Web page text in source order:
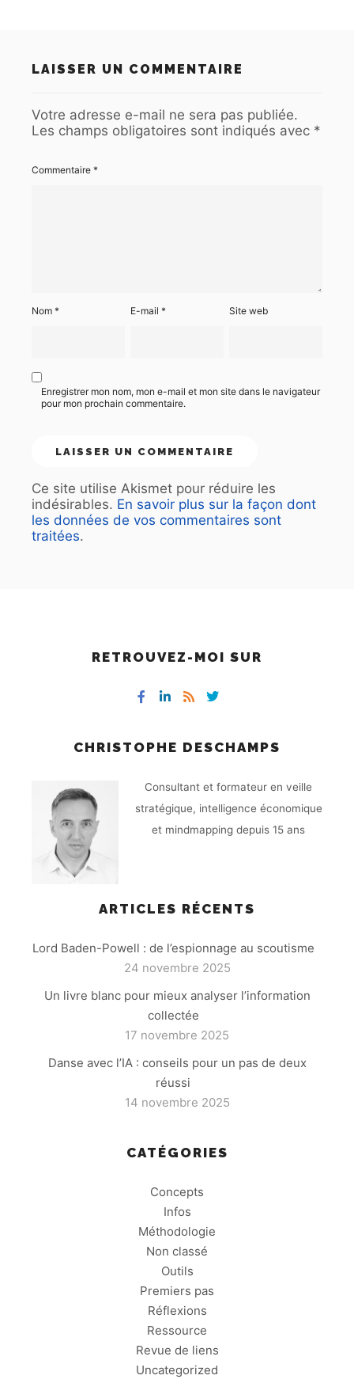
LAISSER UN COMMENTAIRE
Votre adresse e-mail ne sera pas publiée.
Les champs obligatoires sont indiqués avec *
Commentaire *
Nom * E-mail* Site web
Enregistrer mon nom, mon e-mail et mon site dans le navigateur
pour mon prochain commentaire.
Ce site utilise Akismet pour réduire les
indésirables. En savoir plus sur la façon dont
les données de vos commentaires sont
traitées.
RETROUVEZ-MOI SUR
CHRISTOPHE DESCHAMPS
Consultant et formateur en veille
stratégique, intelligence économique
et mindmapping depuis 15 ans
ARTICLES RÉCENTS
Lord Baden-Powell : de l’espionnage au scoutisme
24 novembre 2025
Un livre blanc pour mieux analyser l’information
collectée
17 novembre 2025
Danse avec l’IA : conseils pour un pas de deux
réussi
14 novembre 2025
CATÉGORIES
Concepts
Infos
Méthodologie
Non classé
Outils
Premiers pas
Réflexions
Ressource
Revue de liens
Uncategorized